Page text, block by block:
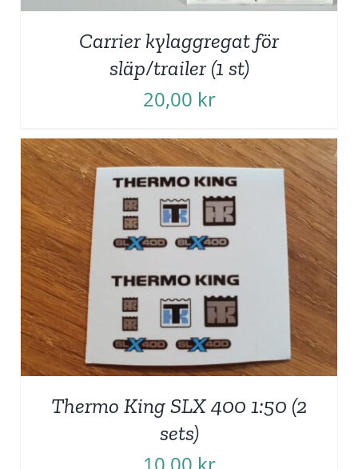
Carrier kylaggregat för
släp/trailer (1 st)
20,00 kr
Thermo King SLX 400 1:50 (2
sets)